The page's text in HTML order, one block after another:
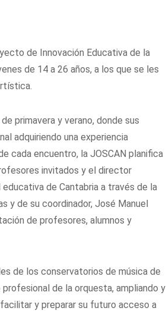
de Innovación Educativa de la
de 14 a 26 años, a los que se les
primavera y verano, donde sus
adquiriendo una experiencia
cada encuentro, la JOSCAN planifica
invitados y el director
de Cantabria a través de la
y de su coordinador, José Manuel
de profesores, alumnos y
de los conservatorios de música de
de la orquesta, ampliando y
y preparar su futuro acceso a